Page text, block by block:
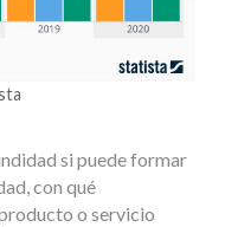
si puede formar
con qué
o servicio